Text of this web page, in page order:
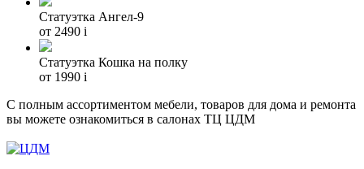
Cтатуэтка Ангел-9
от 2490 i
Статуэтка Кошка на полку
от 1990 i
С полным ассортиментом мебели, товаров для дома и ремонта
вы можете ознакомиться в салонах ТЦ ЦДМ